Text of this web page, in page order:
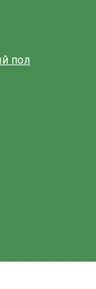
пол